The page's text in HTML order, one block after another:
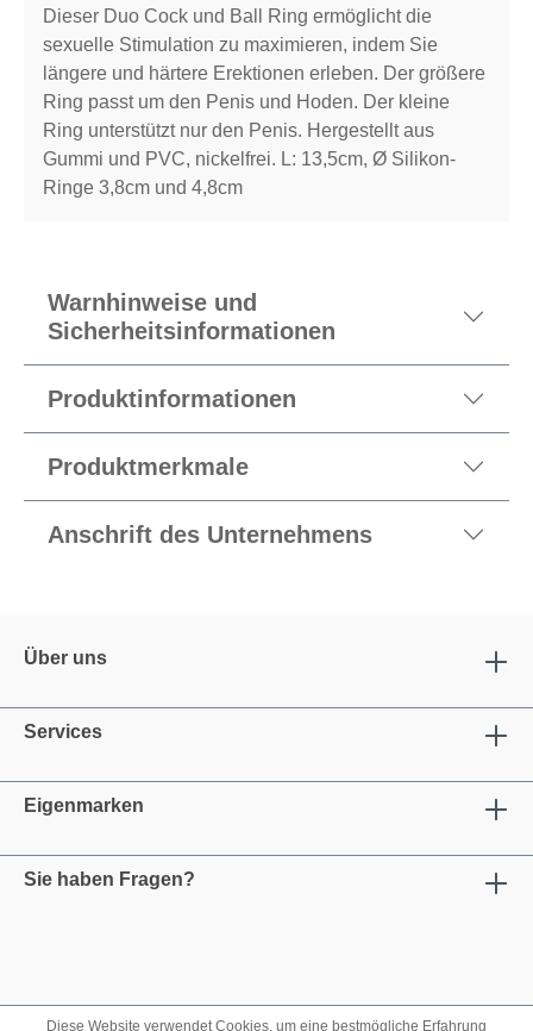
Dieser Duo Cock und Ball Ring ermöglicht die
sexuelle Stimulation zu maximieren, indem Sie
längere und härtere Erektionen erleben. Der größere
Ring passt um den Penis und Hoden. Der kleine
Ring unterstützt nur den Penis. Hergestellt aus
Gummi und PVC, nickelfrei. L: 13,5cm, Ø Silikon-
Ringe 3,8cm und 4,8cm
Warnhinweise und
Sicherheitsinformationen
Produktinformationen
Produktmerkmale
Anschrift des Unternehmens
Über uns
Services
Eigenmarken
Sie haben Fragen?
Diese Website verwendet Cookies, um eine bestmögliche Erfahrung